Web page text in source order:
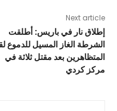
Next article
إطلاق نار في باريس: أطلقت
الشرطة الغاز المسيل للدموع
المتظاهرين بعد مقتل ثلاثة في
مركز كردي